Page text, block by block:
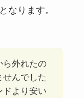
なります。
ら外れたの
せんでした
ドより安い